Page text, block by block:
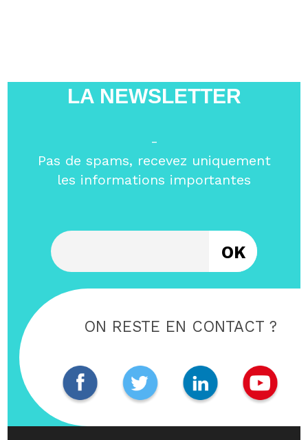
LA NEWSLETTER
-
Pas de spams, recevez uniquement
les informations importantes
ON RESTE EN CONTACT ?